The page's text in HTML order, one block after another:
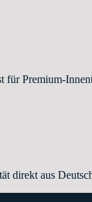
Premium-
direkt aus